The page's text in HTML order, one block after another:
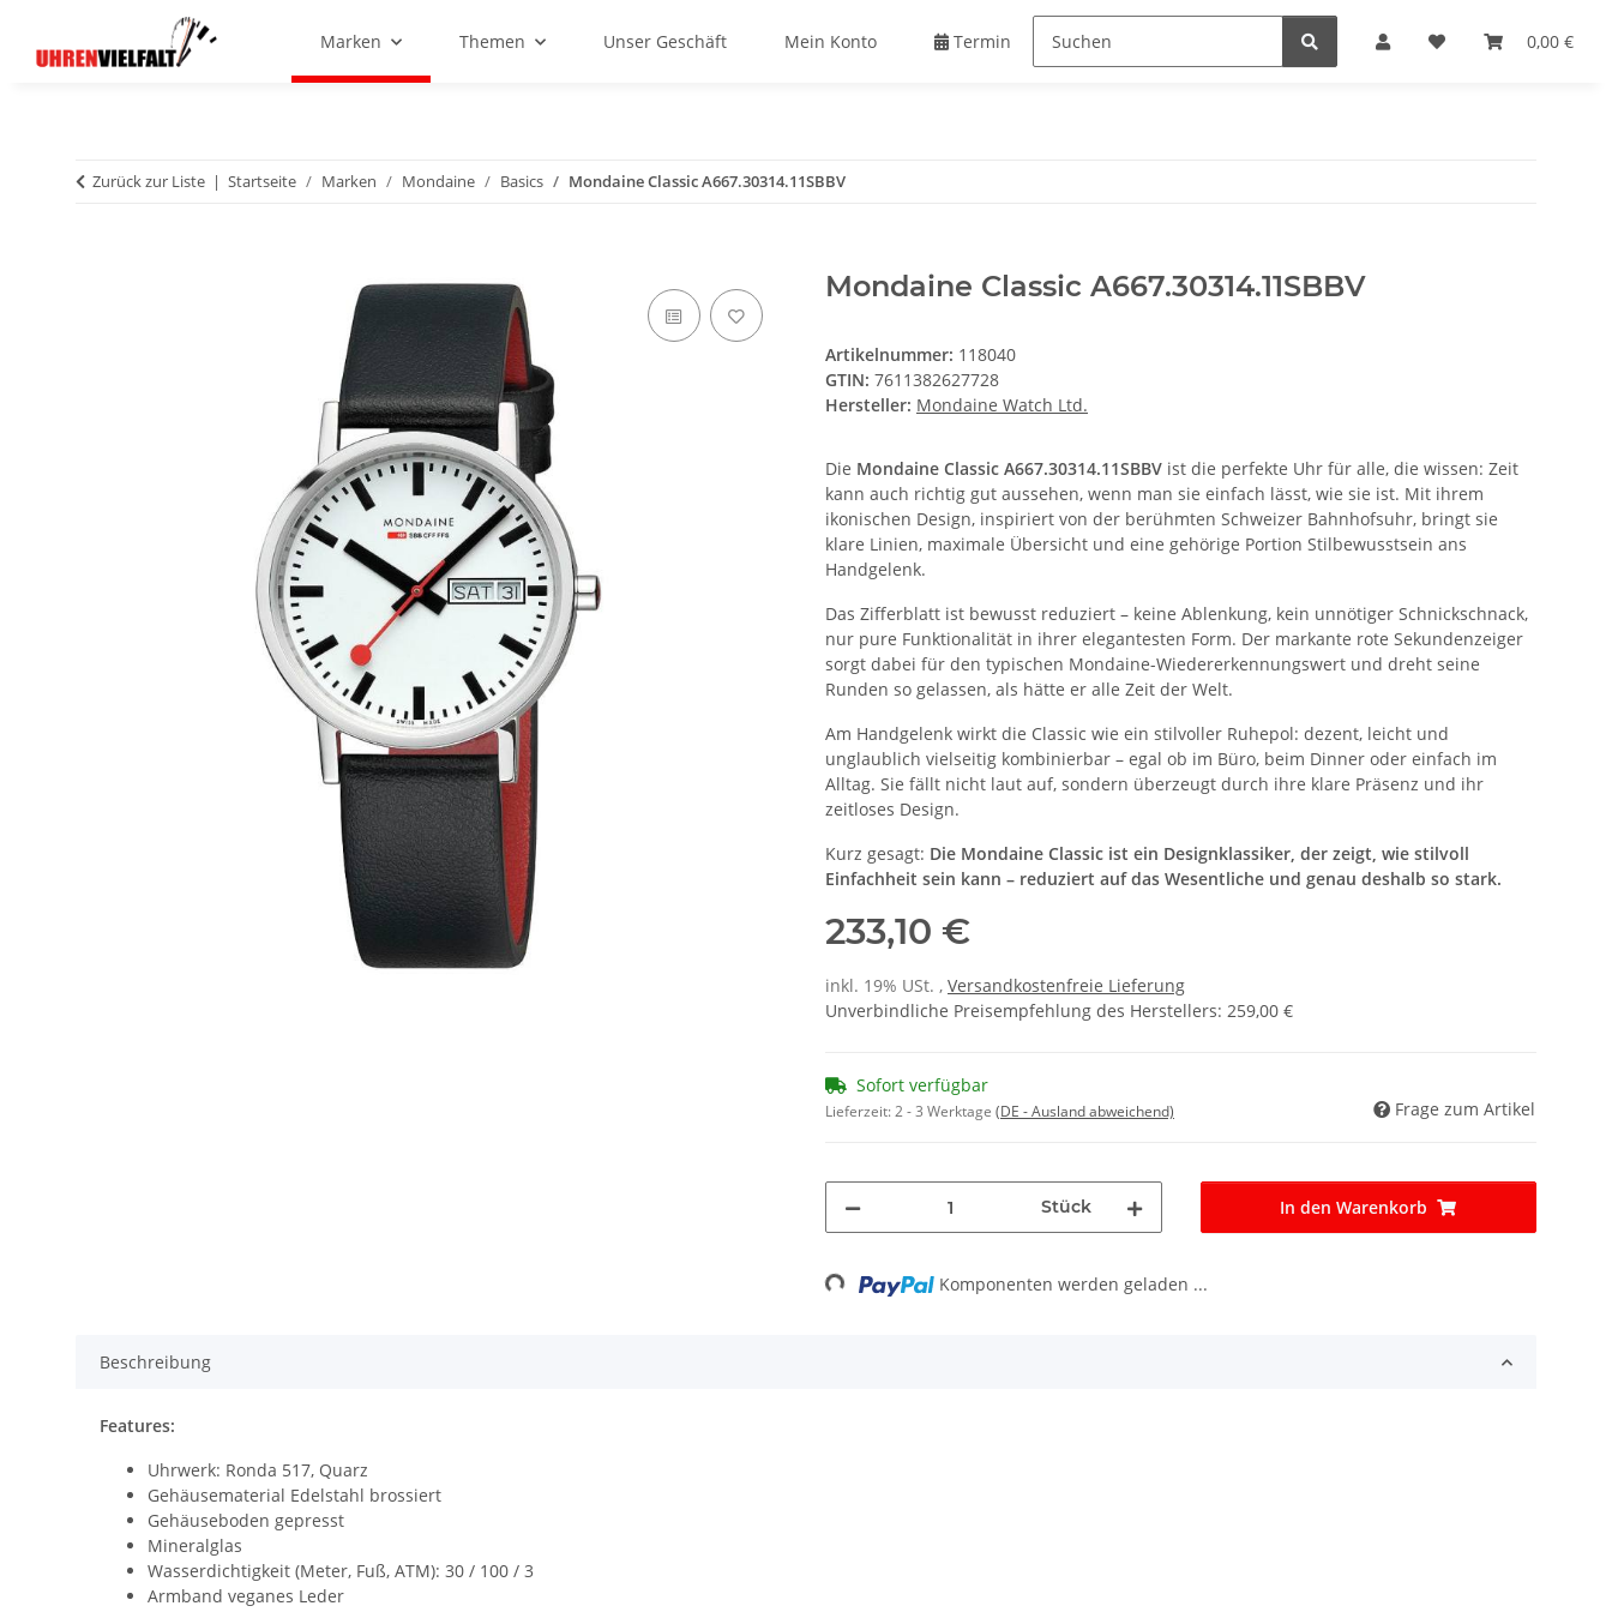
0,00 €
Marken Themen Unser Geschäft Mein Konto Termin buchen
Zurück zur Liste Startseite Marken Mondaine Basics Mondaine Classic A667.30314.11SBBV
Mondaine Classic A667.30314.11SBBV
Artikelnummer: 118040
GTIN: 7611382627728
Hersteller: Mondaine Watch Ltd.
Die Mondaine Classic A667.30314.11SBBV ist die perfekte Uhr für alle, die wissen: Zeit
kann auch richtig gut aussehen, wenn man sie einfach lässt, wie sie ist. Mit ihrem
ikonischen Design, inspiriert von der berühmten Schweizer Bahnhofsuhr, bringt sie
klare Linien, maximale Übersicht und eine gehörige Portion Stilbewusstsein ans
Handgelenk.
Das Zifferblatt ist bewusst reduziert – keine Ablenkung, kein unnötiger Schnickschnack,
nur pure Funktionalität in ihrer elegantesten Form. Der markante rote Sekundenzeiger
sorgt dabei für den typischen Mondaine-Wiedererkennungswert und dreht seine
Runden so gelassen, als hätte er alle Zeit der Welt.
Am Handgelenk wirkt die Classic wie ein stilvoller Ruhepol: dezent, leicht und
unglaublich vielseitig kombinierbar – egal ob im Büro, beim Dinner oder einfach im
Alltag. Sie fällt nicht laut auf, sondern überzeugt durch ihre klare Präsenz und ihr
zeitloses Design.
Kurz gesagt: Die Mondaine Classic ist ein Designklassiker, der zeigt, wie stilvoll
Einfachheit sein kann – reduziert auf das Wesentliche und genau deshalb so stark.
233,10 €
inkl. 19% USt. , Versandkostenfreie Lieferung
Unverbindliche Preisempfehlung des Herstellers: 259,00 €
Sofort verfügbar
Lieferzeit:2 - 3 Werktage (DE - Ausland abweichend) Frage zum Artikel
Stück In den Warenkorb
Loading... Komponenten werden geladen ...
Beschreibung
Features:
Uhrwerk: Ronda 517, Quarz
Gehäusematerial Edelstahl brossiert
Gehäuseboden gepresst
Mineralglas
Wasserdichtigkeit (Meter, Fuß, ATM): 30 / 100 / 3
Armband veganes Leder